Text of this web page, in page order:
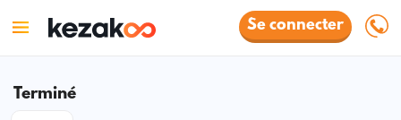
Se connecter
Terminé